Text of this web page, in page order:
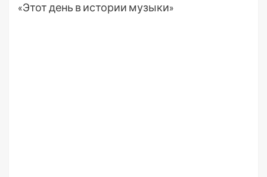
«Этот день в истории музыки»